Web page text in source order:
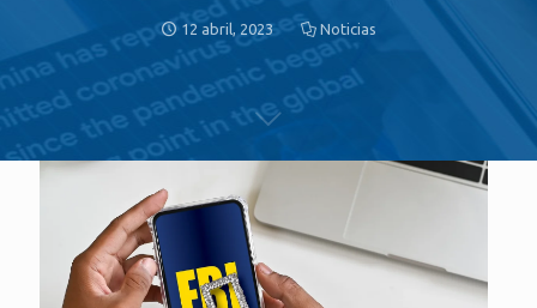
12 abril, 2023 Noticias